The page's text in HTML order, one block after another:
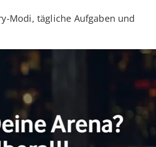
Modi, tägliche Aufgaben und